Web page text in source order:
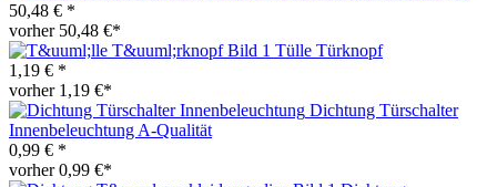
50,48 € *
vorher 50,48 €*
Tülle Türknopf
1,19 € *
vorher 1,19 €*
Dichtung Türschalter
Innenbeleuchtung A-Qualität
0,99 € *
vorher 0,99 €*